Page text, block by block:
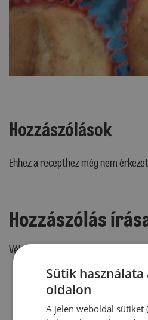
Hozzászólások
Ehhez a recepthez még nem
Hozzászólás
Vélemény írásához, kérjük,
Sütik
oldalon
A jelen weboldal sütiket